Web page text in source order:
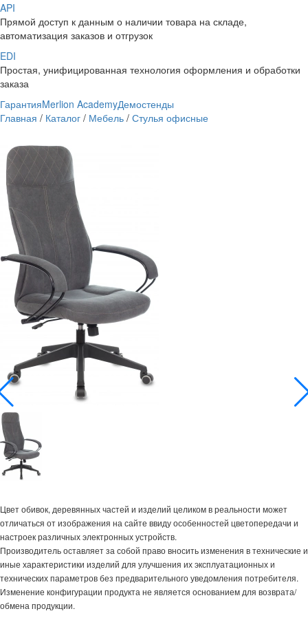
API
Прямой доступ к данным о наличии товара на складе,
автоматизация заказов и отгрузок
EDI
Простая, унифицированная технология оформления и обработки
заказа
ГарантияMerlion AcademyДемостенды
Главная / Каталог / Мебель / Стулья офисные
Цвет обивок, деревянных частей и изделий целиком в реальности может
отличаться от изображения на сайте ввиду особенностей цветопередачи и
настроек различных электронных устройств.
Производитель оставляет за собой право вносить изменения в технические и
иные характеристики изделий для улучшения их эксплуатационных и
технических параметров без предварительного уведомления потребителя.
Изменение конфигурации продукта не является основанием для возврата/
обмена продукции.